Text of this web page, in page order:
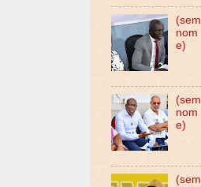
(sem
nom
e)
(sem
nom
e)
(sem